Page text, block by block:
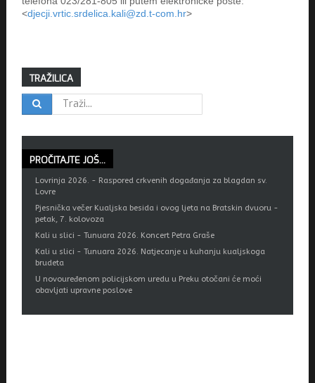
<djecji.vrtic.srdelica.kali@zd.t-com.hr>
TRAŽILICA
PROČITAJTE JOŠ...
Lovrinja 2026. - Raspored crkvenih događanja za blagdan sv.
Lovre
Pjesnička večer Kualjska besida i ovog ljeta na Bratskin dvuoru -
petak, 7. kolovoza
Kali u slici - Tunuara 2026. Koncert Petra Graše
Kali u slici - Tunuara 2026. Natjecanje u kuhanju kualjskoga
brudeta
U novouređenom policijskom uredu u Preku otočani će moći
obavljati upravne poslove